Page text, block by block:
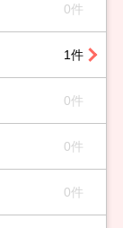
0件
1件
0件
0件
0件